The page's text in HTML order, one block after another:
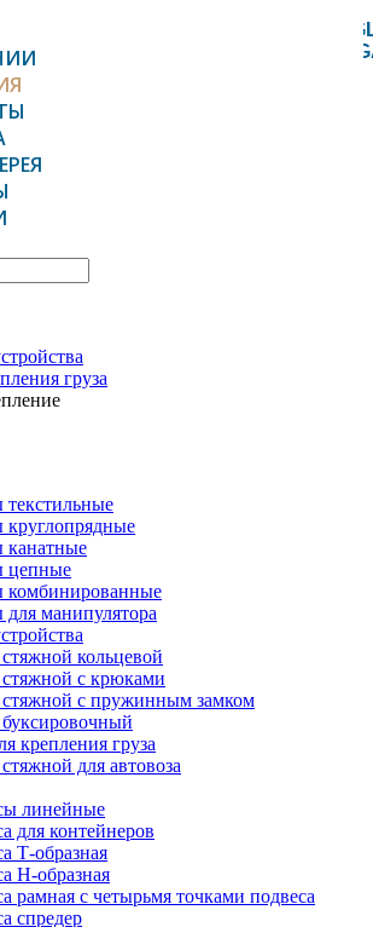
груза
канатные
цепные
комбинированные
манипулятора
кольцевой
с крюками
стяжной с пружинным замком
крепления груза
для автовоза
линейные
для контейнеров
Т-образная
Н-образная
рамная с четырьмя точками подвеса
спредер